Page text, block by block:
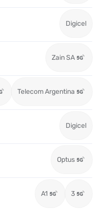
Digicel
Zain SA
Telecom Argentina
Digicel
Optus
A1 3